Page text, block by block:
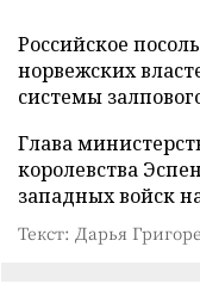
Российское
норвежских
системы
Глава
королевства
западных войск
Текст: Дарья